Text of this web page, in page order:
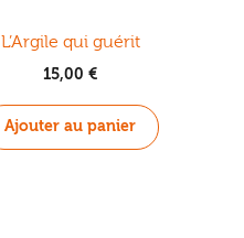
L’Argile qui guérit
15,00 €
Ajouter au panier